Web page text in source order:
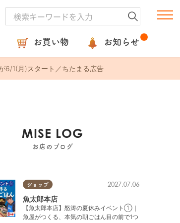
お買い物 お知らせ
6/1(月)スタート／ちたまる広告
MISE LOG
お店のブログ
ショップ 2027.07.06
魚太郎本店
【魚太郎本店】怒涛の夏休みイベント①｜
魚屋がつくる、本気の朝ごはん目の前で1つ